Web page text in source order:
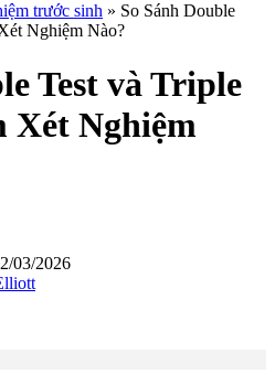
trước sinh » So Sánh Double
Nghiệm Nào?
Test và Triple
Xét Nghiệm
03/2026